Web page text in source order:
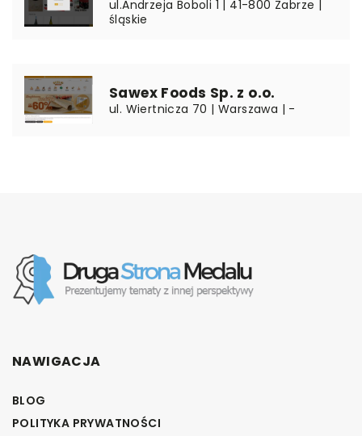
ul.Andrzeja Boboli 1 | 41-800 Zabrze |
śląskie
Sawex Foods Sp. z o.o.
ul. Wiertnicza 70 | Warszawa | -
NAWIGACJA
BLOG
POLITYKA PRYWATNOŚCI